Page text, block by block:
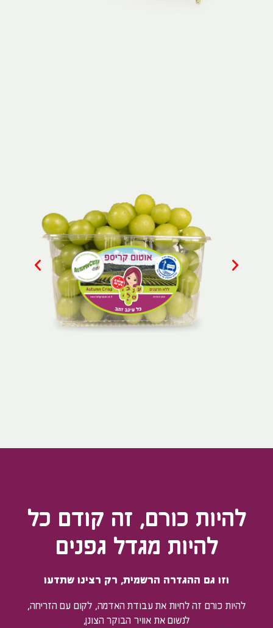
להיות כורם, זה קודם כל
להיות מגדל גפנים
וזו גם ההגדרה הרשמית, רק רצינו שתדעו
להיות כורם זה לחיות את עבודת האדמה, לקום עם הזריחה,
לנשום את אוויר הבוקר הצונן,